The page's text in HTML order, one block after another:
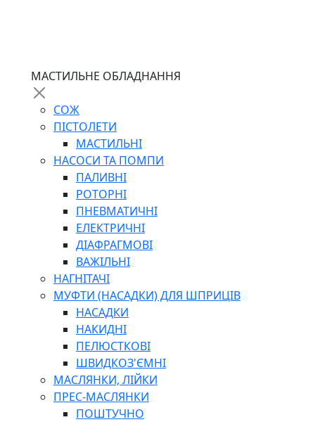
МАСТИЛЬНЕ ОБЛАДНАННЯ
СОЖ
ПІСТОЛЕТИ
МАСТИЛЬНІ
НАСОСИ ТА ПОМПИ
ПАЛИВНІ
РОТОРНІ
ПНЕВМАТИЧНІ
ЕЛЕКТРИЧНІ
ДІАФРАГМОВІ
ВАЖІЛЬНІ
НАГНІТАЧІ
МУФТИ (НАСАДКИ) ДЛЯ ШПРИЦІВ
НАСАДКИ
НАКИДНІ
ПЕЛЮСТКОВІ
ШВИДКОЗ'ЄМНІ
МАСЛЯНКИ, ЛІЙКИ
ПРЕС-МАСЛЯНКИ
ПОШТУЧНО